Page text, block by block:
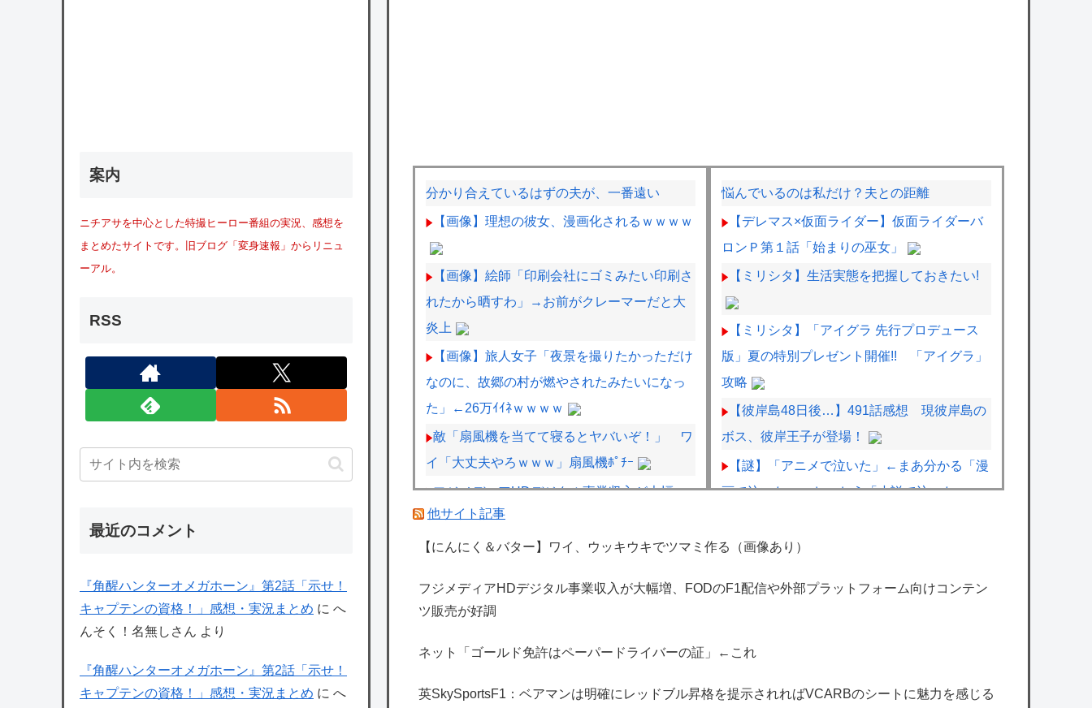
分かり合えているはずの夫が、一番遠い
【画像】理想の彼女、漫画化されるｗｗｗｗ
【画像】絵師「印刷会社にゴミみたい印刷さ
れたから晒すわ」→お前がクレーマーだと大
炎上
【画像】旅人女子「夜景を撮りたかっただけ
なのに、故郷の村が燃やされたみたいになっ
た」←26万ｲｲﾈｗｗｗｗ
敵「扇風機を当てて寝るとヤバいぞ！」 ワ
イ「大丈夫やろｗｗｗ」扇風機ﾎﾟﾁｰ
フジメディアHDデジタル事業収入が大幅
増、FODのF1配信や外部プラットフォーム向
けコンテンツ販売が好調
がGT500→ブリヂストン、GT300→ダンロッ
ホンダ、営業利益5307億円で過去最高を記
悩んでいるのは私だけ？夫との距離
【デレマス×仮面ライダー】仮面ライダーバ
ロンＰ第１話「始まりの巫女」
【ミリシタ】生活実態を把握しておきたい!
【ミリシタ】「アイグラ 先行プロデュース
版」夏の特別プレゼント開催!! 「アイグラ」
攻略
【彼岸島48日後…】491話感想 現彼岸島の
ボス、彼岸王子が登場！
【謎】「アニメで泣いた」←まあ分かる「漫
画で泣いた」←お、おう「小説で泣いた」←
ラブコメ漫画で応援してたヒロインが負けた
ｗｗｗ
他サイト記事
【にんにく＆バター】ワイ、ウッキウキでツマミ作る（画像あり）
フジメディアHDデジタル事業収入が大幅増、FODのF1配信や外部プラットフォーム向けコンテン
ツ販売が好調
ネット「ゴールド免許はペーパードライバーの証」←これ
英SkySportsF1：ベアマンは明確にレッドブル昇格を提示されればVCARBのシートに魅力を感じる
案内
ニチアサを中心とした特撮ヒーロー番組の実況、感想を
まとめたサイトです。旧ブログ「変身速報」からリニュ
ーアル。
RSS
最近のコメント
『角醒ハンターオメガホーン』第2話「示せ！
キャプテンの資格！」感想・実況まとめ に へ
んそく！名無しさん より
『角醒ハンターオメガホーン』第2話「示せ！
キャプテンの資格！」感想・実況まとめ に へ